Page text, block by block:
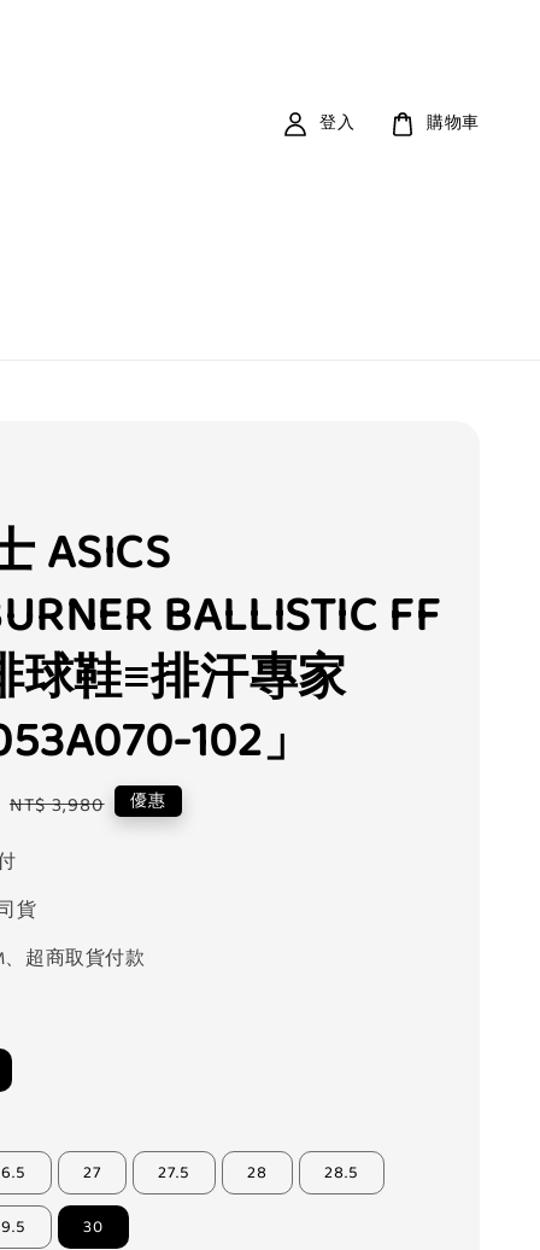
登入 購物車
ASICS
BALLISTIC FF
球鞋≡排汗專家
102」
Regular
NT$ 3,980 優惠
貨
、超商取貨付款
27 27.5 28 28.5
30